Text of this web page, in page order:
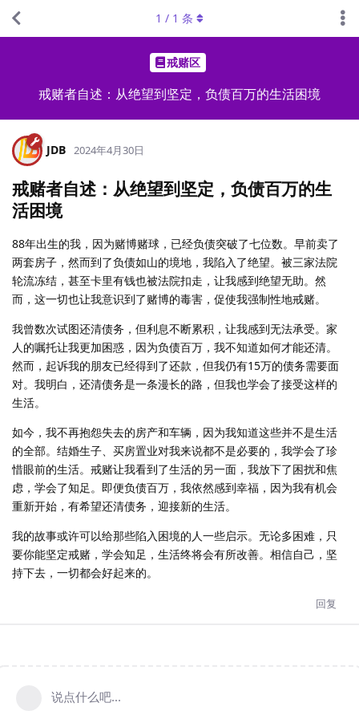
戒赌区
戒赌者自述：从绝望到坚定，负债百万的生活困境
1 / 1 条
JDB 2024年4月30日
戒赌者自述：从绝望到坚定，负债百万的生
活困境
88年出生的我，因为赌博赌球，已经负债突破了七位数。早前卖了
两套房子，然而到了负债如山的境地，我陷入了绝望。被三家法院
轮流冻结，甚至卡里有钱也被法院扣走，让我感到绝望无助。然
而，这一切也让我意识到了赌博的毒害，促使我强制性地戒赌。
我曾数次试图还清债务，但利息不断累积，让我感到无法承受。家
人的嘱托让我更加困惑，因为负债百万，我不知道如何才能还清。
然而，起诉我的朋友已经得到了还款，但我仍有15万的债务需要面
对。我明白，还清债务是一条漫长的路，但我也学会了接受这样的
生活。
如今，我不再抱怨失去的房产和车辆，因为我知道这些并不是生活
的全部。结婚生子、买房置业对我来说都不是必要的，我学会了珍
惜眼前的生活。戒赌让我看到了生活的另一面，我放下了困扰和焦
虑，学会了知足。即便负债百万，我依然感到幸福，因为我有机会
重新开始，有希望还清债务，迎接新的生活。
我的故事或许可以给那些陷入困境的人一些启示。无论多困难，只
要你能坚定戒赌，学会知足，生活终将会有所改善。相信自己，坚
持下去，一切都会好起来的。
回复
说点什么吧...